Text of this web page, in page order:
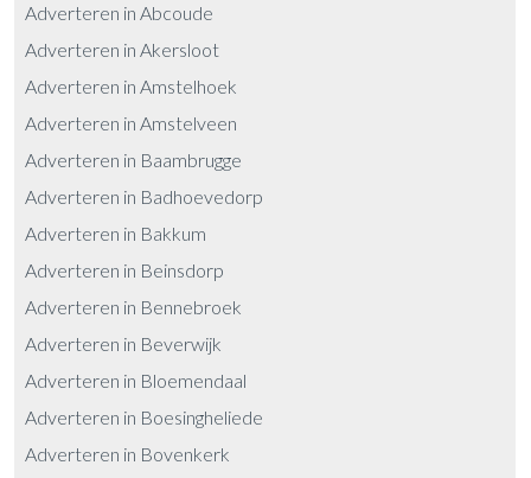
Adverteren in Abcoude
Adverteren in Akersloot
Adverteren in Amstelhoek
Adverteren in Amstelveen
Adverteren in Baambrugge
Adverteren in Badhoevedorp
Adverteren in Bakkum
Adverteren in Beinsdorp
Adverteren in Bennebroek
Adverteren in Beverwijk
Adverteren in Bloemendaal
Adverteren in Boesingheliede
Adverteren in Bovenkerk